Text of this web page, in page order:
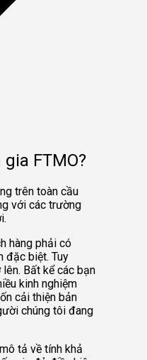
FTMO?
trên toàn cầu
với các trường
hàng phải có
đặc biệt. Tuy
Bất kể các bạn
kinh nghiệm
cải thiện bản
chúng tôi đang
tả về tính khả